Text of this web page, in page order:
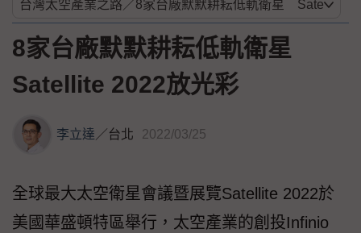
8家台廠默默耕耘低軌衛星
Satellite 2022放光彩
李立達／台北 2022/03/25
全球最大太空衛星會議暨展覽Satellite 2022於
美國華盛頓特區舉行，太空產業的創投Infinio